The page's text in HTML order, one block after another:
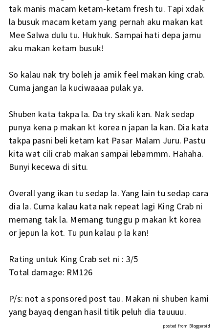
tak manis macam ketam-ketam fresh tu. Tapi xdak
la busuk macam ketam yang pernah aku makan kat
Mee Salwa dulu tu. Hukhuk. Sampai hati depa jamu
aku makan ketam busuk!
So kalau nak try boleh ja amik feel makan king crab.
Cuma jangan la kuciwaaaa pulak ya.
Shuben kata takpa la. Da try skali kan. Nak sedap
punya kena p makan kt korea n japan la kan. Dia kata
takpa pasni beli ketam kat Pasar Malam Juru. Pastu
kita wat cili crab makan sampai lebammm. Hahaha.
Bunyi kecewa di situ.
Overall yang ikan tu sedap la. Yang lain tu sedap cara
dia la. Cuma kalau kata nak repeat lagi King Crab ni
memang tak la. Memang tunggu p makan kt korea
or jepun la kot. Tu pun kalau p la kan!
Rating untuk King Crab set ni : 3/5
Total damage: RM126
P/s: not a sponsored post tau. Makan ni shuben kami
yang bayaq dengan hasil titik peluh dia tauuuu.
posted from Bloggeroid